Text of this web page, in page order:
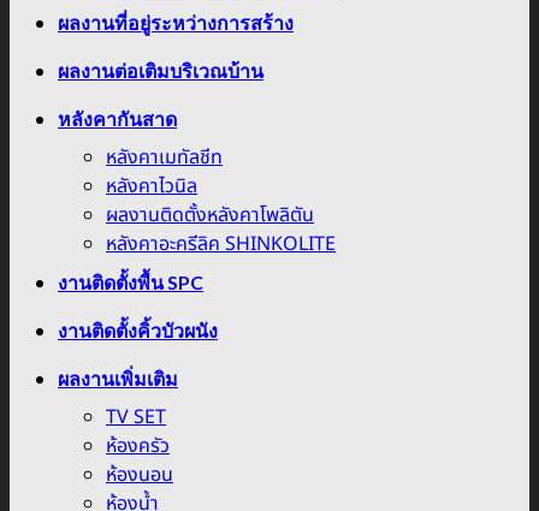
ผลงานที่อยู่ระหว่างการสร้าง
ผลงานต่อเติมบริเวณบ้าน
หลังคากันสาด
หลังคาเมทัลชีท
หลังคาไวนิล
ผลงานติดตั้งหลังคาโพลิตัน
หลังคาอะครีลิค SHINKOLITE
งานติดตั้งพื้น SPC
งานติดตั้งคิ้วบัวผนัง
ผลงานเพิ่มเติม
TV SET
ห้องครัว
ห้องนอน
ห้องน้ำ